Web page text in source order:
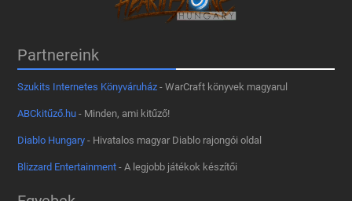
Partnereink
Szukits Internetes Könyváruház - WarCraft könyvek magyarul
ABCkitűző.hu - Minden, ami kitűző!
Diablo Hungary - Hivatalos magyar Diablo rajongói oldal
Blizzard Entertainment - A legjobb játékok készítői